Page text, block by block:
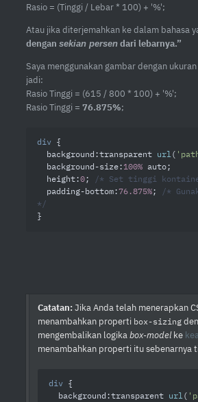
Rasio = (Tinggi / Lebar * 100) + '%';
Atau jika diterjemahkan ke dalam bahasa
dengan sekian persendari lebarnya.”
Saya menggunakan gambar dengan
jadi:
Rasio Tinggi = (615 / 800 * 100) + '%';
Rasio Tinggi = 76.875%;
div {
background :transparent url(
background-size: 100% auto;
height:0;
/* Set tinggi
padding-bottom:76.875%;
/*
*/
}
Catatan:Jika Anda telah menerapkan
menambahkan properti box-sizing
mengembalikan logikabox-modelke
menambahkan properti itu sebenarnya
div {
background :transparent url(